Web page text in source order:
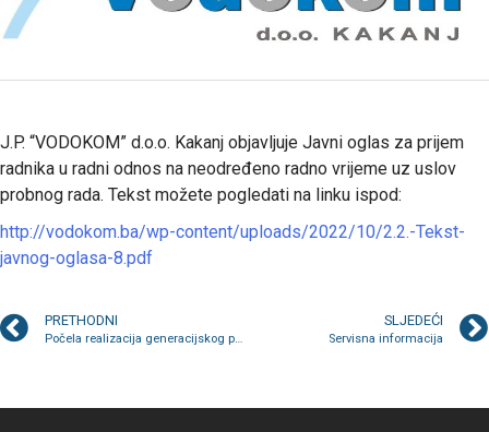
J.P. “VODOKOM” d.o.o. Kakanj objavljuje Javni oglas za prijem
radnika u radni odnos na neodređeno radno vrijeme uz uslov
probnog rada. Tekst možete pogledati na linku ispod:
http://vodokom.ba/wp-content/uploads/2022/10/2.2.-Tekst-
javnog-oglasa-8.pdf
PRETHODNI
Počela realizacija generacijskog projekta na lokalitetu Bukovica
SLJEDEĆI
Servisna informacija